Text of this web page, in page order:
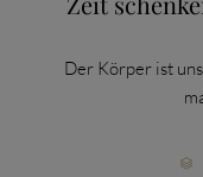
Der Körper ist
